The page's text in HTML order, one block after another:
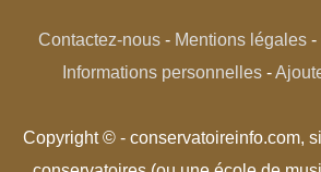
Contactez-nous- Mentions légales-
Informations personnelles -
Copyright © - conservatoireinfo.com,